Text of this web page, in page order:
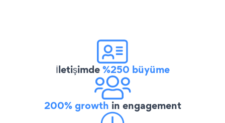
İletişimde%250 büyüme
200% growth in engagement